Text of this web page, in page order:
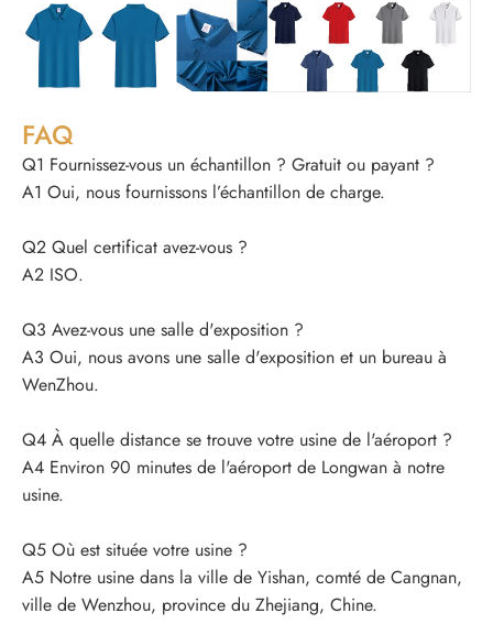
FAQ
Q1 Fournissez-vous un échantillon ? Gratuit ou payant ?
A1 Oui, nous fournissons l’échantillon de charge.
Q2 Quel certificat avez-vous ?
A2 ISO.
Q3 Avez-vous une salle d'exposition ?
A3 Oui, nous avons une salle d'exposition et un bureau à
WenZhou.
Q4 À quelle distance se trouve votre usine de l'aéroport ?
A4 Environ 90 minutes de l'aéroport de Longwan à notre
usine.
Q5 Où est située votre usine ?
A5 Notre usine dans la ville de Yishan, comté de Cangnan,
ville de Wenzhou, province du Zhejiang, Chine.